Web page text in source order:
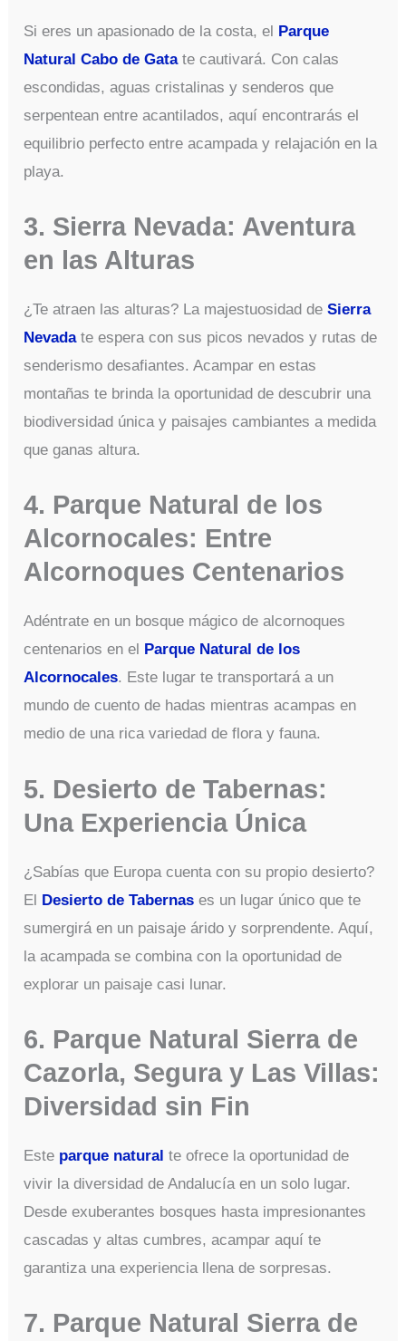
Si eres un apasionado de la costa, el Parque
Natural Cabo de Gatate cautivará. Con calas
escondidas, aguas cristalinas y senderos que
serpentean entre acantilados, aquí encontrarás el
equilibrio perfecto entre acampada y relajación en la
playa.
3. Sierra Nevada: Aventura
en las Alturas
¿Te atraen las alturas? La majestuosidad deSierra
Nevadate espera con sus picos nevados y rutas de
senderismo desafiantes. Acampar en estas
montañas te brinda la oportunidad de descubrir una
biodiversidad única y paisajes cambiantes a medida
que ganas altura.
4. Parque Natural de los
Alcornocales: Entre
Alcornoques Centenarios
Adéntrate en un bosque mágico de alcornoques
centenarios en el
Parque Natural de los
Alcornocales. Este lugar te transportará a un
mundo de cuento de hadas mientras acampas en
medio de una rica variedad de flora y fauna.
5. Desierto de Tabernas:
Una Experiencia Única
¿Sabías que Europa cuenta con su propio desierto?
El Desierto de Tabernas es un lugar único que te
sumergirá en un paisaje árido y sorprendente. Aquí,
la acampada se combina con la oportunidad de
explorar un paisaje casi lunar.
6. Parque Natural Sierra de
Cazorla, Segura y Las Villas:
Diversidad sin Fin
Este parque natural te ofrece la oportunidad de
vivir la diversidad de Andalucía en un solo lugar.
Desde exuberantes bosques hasta impresionantes
cascadas y altas cumbres, acampar aquí te
garantiza una experiencia llena de sorpresas.
7. Parque Natural Sierra de